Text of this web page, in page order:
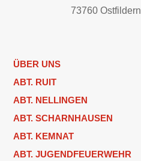
73760 Ostfildern
ÜBER UNS
ABT. RUIT
ABT. NELLINGEN
ABT. SCHARNHAUSEN
ABT. KEMNAT
ABT. JUGENDFEUERWEHR